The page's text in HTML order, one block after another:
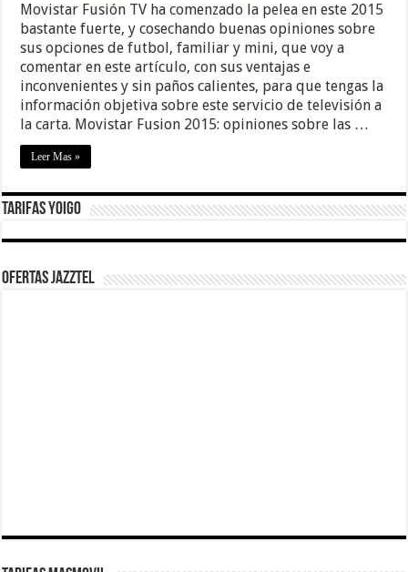
Movistar Fusión TV ha comenzado la pelea en este 2015
bastante fuerte, y cosechando buenas opiniones sobre
sus opciones de futbol, familiar y mini, que voy a
comentar en este artículo, con sus ventajas e
inconvenientes y sin paños calientes, para que tengas la
información objetiva sobre este servicio de televisión a
la carta. Movistar Fusion 2015: opiniones sobre las …
Leer Mas »
Tarifas Yoigo
Ofertas Jazztel